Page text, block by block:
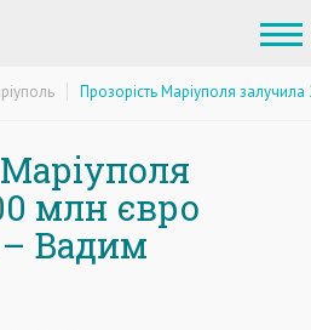
Прозорість Маріуполя
млн євро
– Вадим